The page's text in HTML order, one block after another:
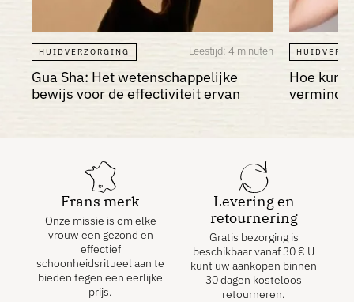
HUIDVERZORGING Leestijd: 4 minuten
Gua Sha: Het wetenschappelijke
bewijs voor de effectiviteit ervan
Hoe kun
Frans merk
Onze missie is om elke
vrouw een gezond en
effectief
schoonheidsritueel aan te
bieden tegen een eerlijke
prijs.
Levering en
retournering
Gratis bezorging is
beschikbaar vanaf 30 € U
kunt uw aankopen binnen
30 dagen kosteloos
retourneren.